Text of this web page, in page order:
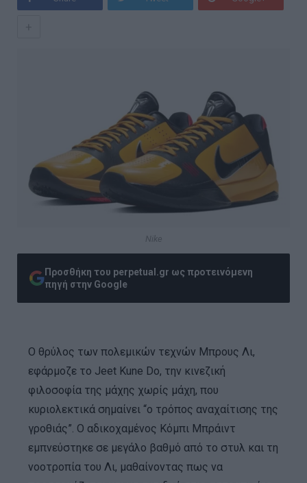
Nike
Προσθήκη του perpetual.gr ως προτεινόμενη
πηγή στην Google
Ο θρύλος των πολεμικών τεχνών Μπρους Λι,
εφάρμοζε το Jeet Kune Do, την κινεζική
φιλοσοφία της μάχης χωρίς μάχη, που
κυριολεκτικά σημαίνει “ο τρόπος αναχαίτισης της
γροθιάς”. Ο αδικοχαμένος Κόμπι Μπράιντ
εμπνεύστηκε σε μεγάλο βαθμό από το στυλ και τη
νοοτροπία του Λι, μαθαίνοντας πως να